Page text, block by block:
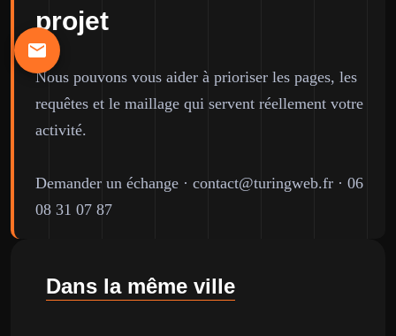
projet
Nous pouvons vous aider à prioriser les pages, les
requêtes et le maillage qui servent réellement votre
activité.
Demander un échange · contact@turingweb.fr · 06
08 31 07 87
Dans la même ville